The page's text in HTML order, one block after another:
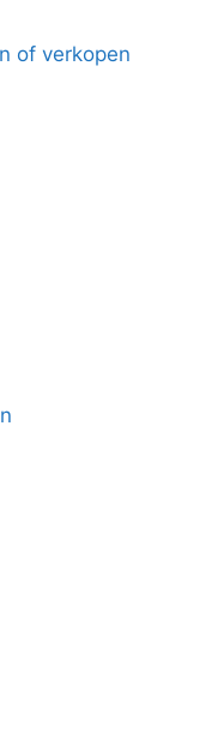
of verkopen